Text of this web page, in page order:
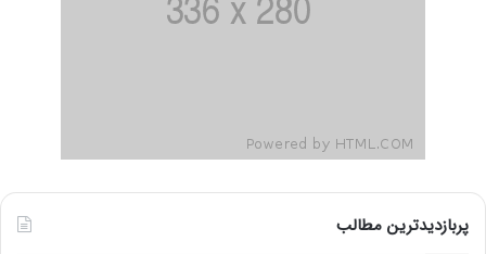
پربازدیدترین مطالب